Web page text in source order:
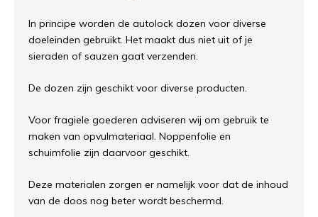
In principe worden de autolock dozen voor diverse
doeleinden gebruikt. Het maakt dus niet uit of je
sieraden of sauzen gaat verzenden.
De dozen zijn geschikt voor diverse producten.
Voor fragiele goederen adviseren wij om gebruik te
maken van opvulmateriaal. Noppenfolie en
schuimfolie zijn daarvoor geschikt.
Deze materialen zorgen er namelijk voor dat de inhoud
van de doos nog beter wordt beschermd.